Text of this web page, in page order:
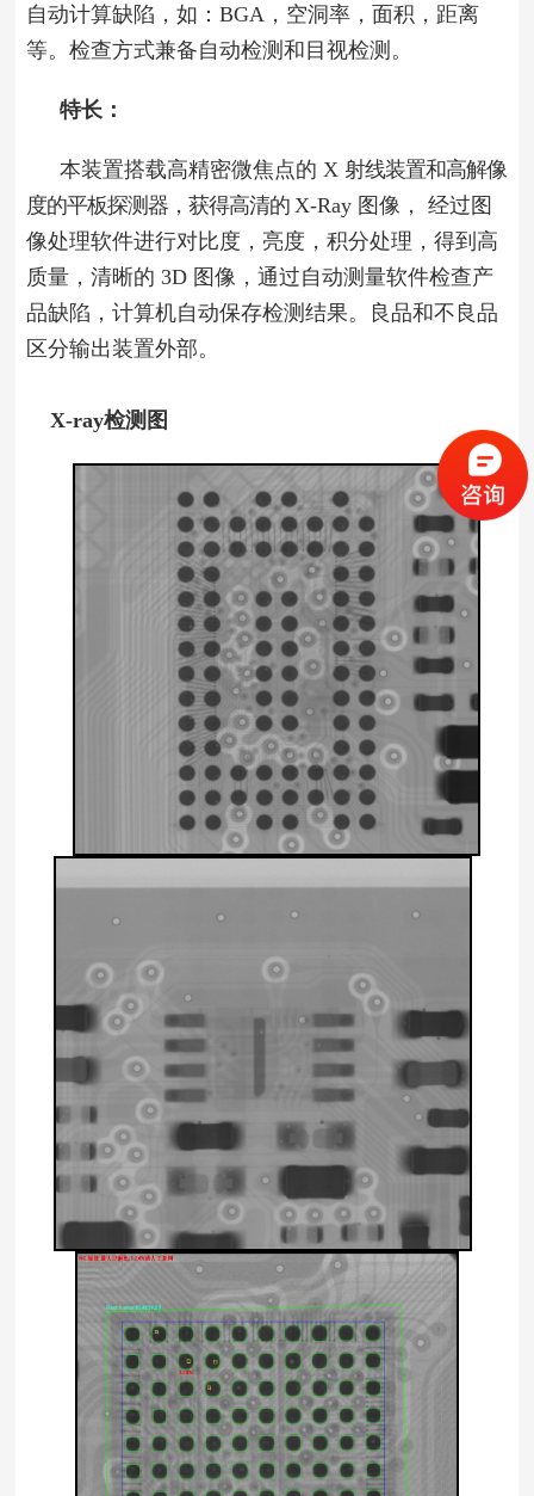
自动计算缺陷，如：BGA，空洞率，面积，距离
等。检查方式兼备自动检测和目视检测。
特长：
本装置搭载高精密微焦点的 X 射线装置和高解像
度的平板探测器，获得高清的 X-Ray 图像， 经过图
像处理软件进行对比度，亮度，积分处理，得到高
质量，清晰的 3D 图像，通过自动测量软件检查产
品缺陷，计算机自动保存检测结果。良品和不良品
区分输出装置外部。
X-ray检测图